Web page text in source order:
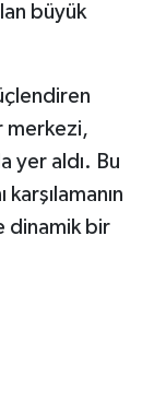
büyük
merkezi,
yer aldı. Bu
dinamik bir